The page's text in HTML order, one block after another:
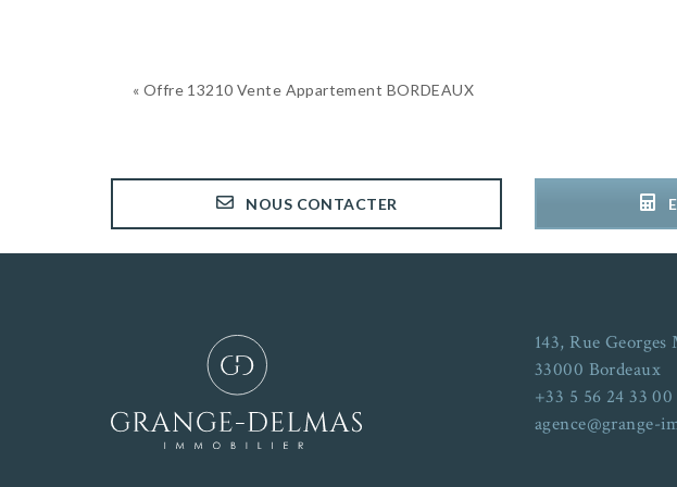
« Offre 13210 Vente Appartement BORDEAUX
NOUS CONTACTER
143, Rue Georges
33000 Bordeaux
+33 5 56 24 33 00
agence@grange-